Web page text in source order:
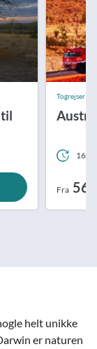
Togrejser
16
Fra
helt unikke
er naturen